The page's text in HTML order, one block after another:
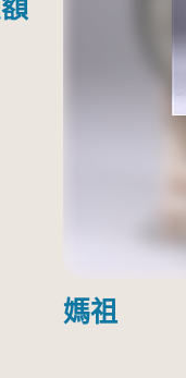
媽祖